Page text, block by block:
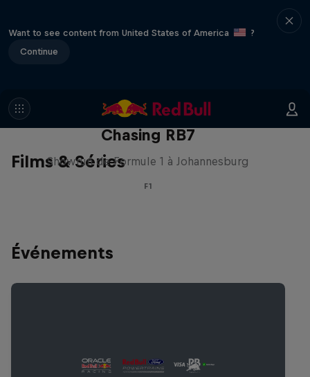
Want to see content from United States of America
?
Continue
Films & Séries
Chasing RB7
Showrun de Formule 1 à Johannesburg
F1
Événements